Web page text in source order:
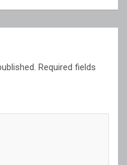
Required fields